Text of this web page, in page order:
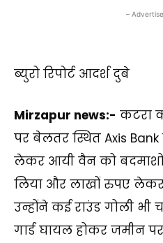
–
ब्युरो रिपोर्ट आदर्श दुबे
Mirzapur news:- कटरा
पर बेलतर स्थित Axis
लेकर आयी वैन को बदमाशों
लिया और लाखों रुपए लेकर
उन्होंने कई राउंड गोली
गार्ड घायल होकर जमीन